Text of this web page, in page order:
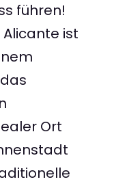
führen!
ist
Ort